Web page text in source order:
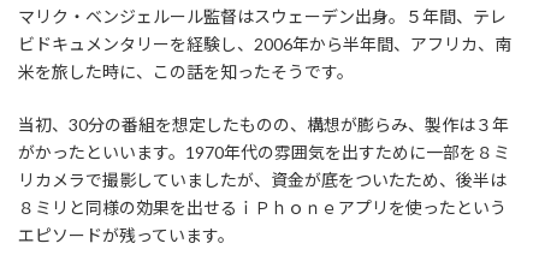
マリク・ベンジェルール監督はスウェーデン出身。５年間、テレ
ビドキュメンタリーを経験し、2006年から半年間、アフリカ、南
米を旅した時に、この話を知ったそうです。
当初、30分の番組を想定したものの、構想が膨らみ、製作は３年
がかったといいます。1970年代の雰囲気を出すために一部を８ミ
リカメラで撮影していましたが、資金が底をついたため、後半は
８ミリと同様の効果を出せるｉＰｈｏｎｅアプリを使ったという
エピソードが残っています。